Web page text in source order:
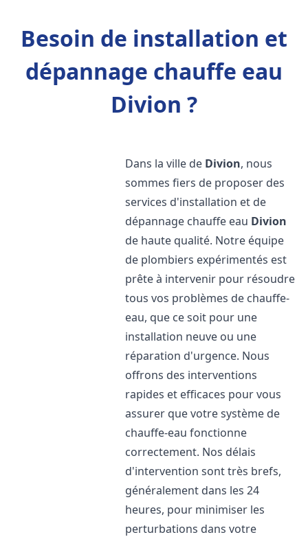
Besoin de installation et
dépannage chauffe eau
Divion ?
Dans la ville de Divion, nous
sommes fiers de proposer des
services d'installation et de
dépannage chauffe eau Divion
de haute qualité. Notre équipe
de plombiers expérimentés est
prête à intervenir pour résoudre
tous vos problèmes de chauffe-
eau, que ce soit pour une
installation neuve ou une
réparation d'urgence. Nous
offrons des interventions
rapides et efficaces pour vous
assurer que votre système de
chauffe-eau fonctionne
correctement. Nos délais
d'intervention sont très brefs,
généralement dans les 24
heures, pour minimiser les
perturbations dans votre